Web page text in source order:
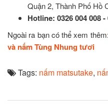
Quận 2, Thành Phố Hồ
Hotline: 0326 004 008
Ngoài ra bạn có thể xem thêm:
và nấm Tùng Nhung tươi
Tags: nấm matsutake,